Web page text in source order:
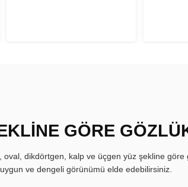
GÖRE
oval, dikdörtgen, kalp ve üçgen yüz şekline
uygun ve dengeli görünümü elde edebilirsiniz.